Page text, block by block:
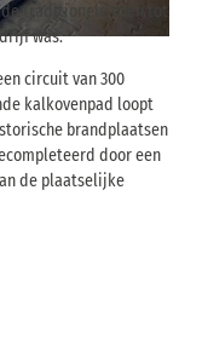
traditionele oven tot
was.
circuit van 300
kalkovenpad loopt
brandplaatsen
door een
de plaatselijke